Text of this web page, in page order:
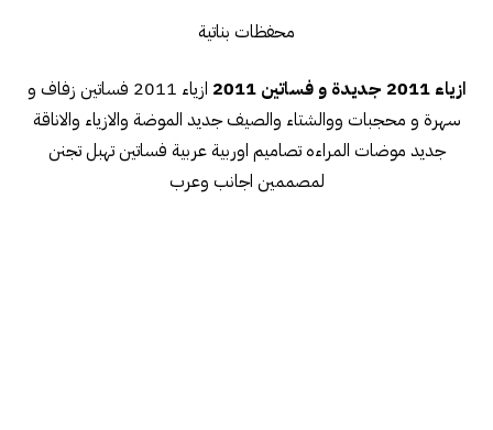
محفظات بناتية
ازياء 2011 جديدة و فساتين 2011
ازياء 2011 فساتين زفاف و
سهرة و محجبات ووالشتاء والصيف جديد الموضة والازياء والاناقة
جديد موضات المراءه تصاميم اوربية عربية فساتين تهبل تجنن
لمصممين اجانب وعرب